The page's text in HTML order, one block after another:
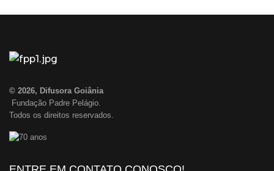
© 2026, Difusora Goiânia
Fundação Padre Pelágio.
Todos os direitos reservados.